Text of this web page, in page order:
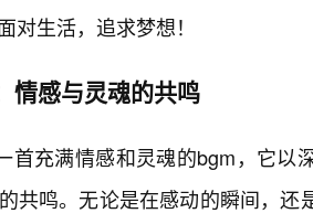
对生活，追求梦想！
情感与灵魂的共鸣
首充满情感和灵魂的bgm，它以
共鸣。无论是在感动的瞬间，还